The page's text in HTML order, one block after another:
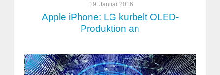
19. Januar 2016
Apple iPhone: LG kurbelt OLED-
Produktion an